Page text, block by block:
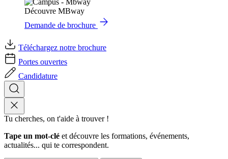
Découvre MBway
Demande de brochure
Téléchargez notre brochure
Portes ouvertes
Candidature
Tu cherches, on t'aide à trouver !
Tape un mot-clé et découvre les formations, événements,
actualités... qui te correspondent.